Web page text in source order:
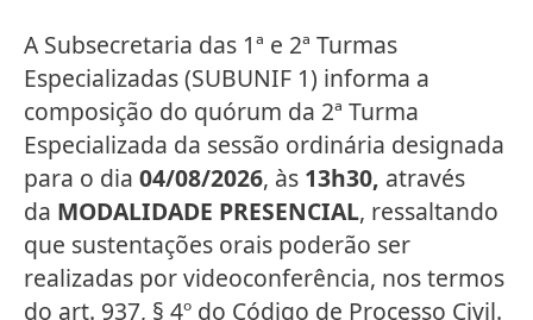
A Subsecretaria das 1ª e 2ª Turmas
Especializadas (SUBUNIF 1) informa a
composição do quórum da 2ª Turma
Especializada da sessão ordinária designada
para o dia 04/08/2026, às 13h30, através
da MODALIDADE PRESENCIAL, ressaltando
que sustentações orais poderão ser
realizadas por videoconferência, nos termos
do art. 937, § 4º do Código de Processo Civil.